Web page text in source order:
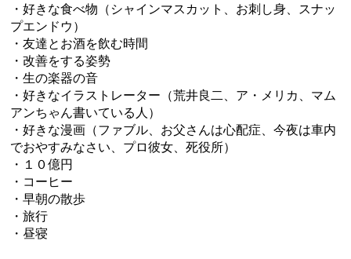
・好きな食べ物（シャインマスカット、お刺し身、スナッ
プエンドウ）
・友達とお酒を飲む時間
・改善をする姿勢
・生の楽器の音
・好きなイラストレーター（荒井良二、ア・メリカ、マム
アンちゃん書いている人）
・好きな漫画（ファブル、お父さんは心配症、今夜は車内
でおやすみなさい、プロ彼女、死役所）
・１０億円
・コーヒー
・早朝の散歩
・旅行
・昼寝